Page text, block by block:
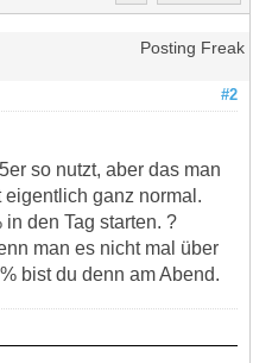
Posting Freak
#2
so nutzt, aber das man
ganz normal.
den Tag starten. ?
man es nicht mal über
bist du denn am Abend.